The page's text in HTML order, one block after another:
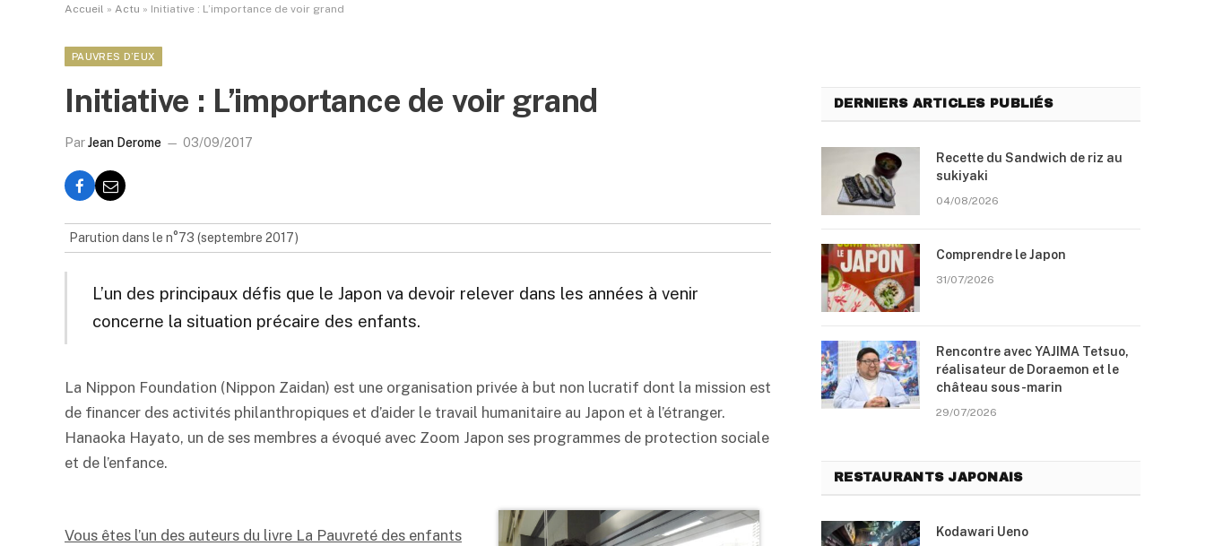
Accueil » Actu » Initiative : L’importance de voir grand
PAUVRES D’EUX
Initiative : L’importance de voir grand
ParJean Derome 03/09/2017
Parution dans le n°73 (septembre 2017)
L’un des principaux défis que le Japon va devoir relever dans les années à venir
concerne la situation précaire des enfants.
La Nippon Foundation (Nippon Zaidan) est une organisation privée à but non lucratif dont la mission est
de financer des activités philanthropiques et d’aider le travail humanitaire au Japon et à l’étranger.
Hanaoka Hayato, un de ses membres a évoqué avec Zoom Japon ses programmes de protection sociale
et de l’enfance.
Vous êtes l’un des auteurs du livre La Pauvreté des enfants
DERNIERS ARTICLES PUBLIÉS
Recette du Sandwich de riz au
sukiyaki
04/08/2026
Comprendre le Japon
31/07/2026
Rencontre avec YAJIMA Tetsuo,
réalisateur de Doraemon et le
château sous-marin
29/07/2026
RESTAURANTS JAPONAIS
Kodawari Ueno